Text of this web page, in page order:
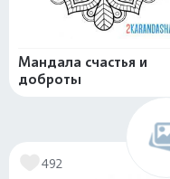
Мандала счастья и
доброты
492